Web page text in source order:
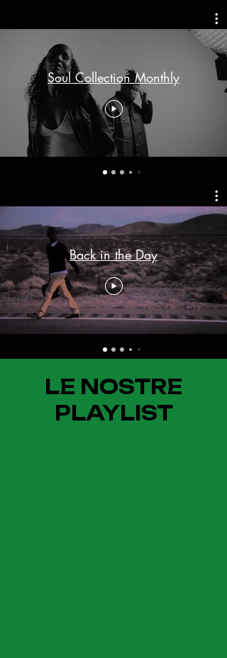
Soul Collection Monthly
Back in the Day
LE NOSTRE
PLAYLIST